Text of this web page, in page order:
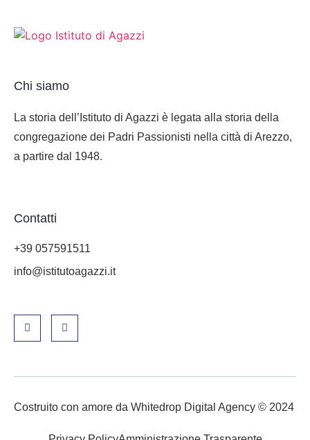
Chi siamo
La storia dell’Istituto di Agazzi è legata alla storia della
congregazione dei Padri Passionisti nella città di Arezzo,
a partire dal 1948.
Contatti
+39 057591511
info@istitutoagazzi.it
Costruito con amore da Whitedrop Digital Agency © 2024